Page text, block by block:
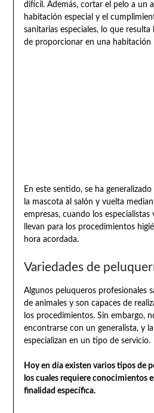
difícil. Además, cortar el pelo a un
habitación especial y el
sanitarias especiales, lo que
de proporcionar en una habitación
En este sentido, se ha
la mascota al salón y vuelta
empresas, cuando los especialistas
llevan para los procedimientos
hora acordada.
Variedades de
Algunos peluqueros profesionales
de animales y son capaces de
los procedimientos. Sin embargo,
encontrarse con un generalista, y
especializan en un tipo de servicio.
Hoy en día existen varios tipos de
los cuales requiere conocimientos
finalidad específica.